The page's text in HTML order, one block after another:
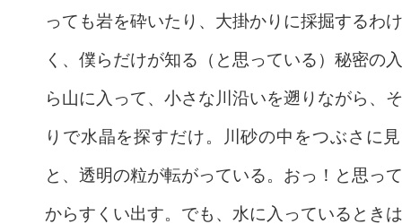
っても岩を砕いたり、大掛かりに採掘するわ
く、僕らだけが知る（と思っている）秘密の
ら山に入って、小さな川沿いを遡りながら、
りで水晶を探すだけ。川砂の中をつぶさに
と、透明の粒が転がっている。おっ！と思っ
からすくい出す。でも、水に入っているとき